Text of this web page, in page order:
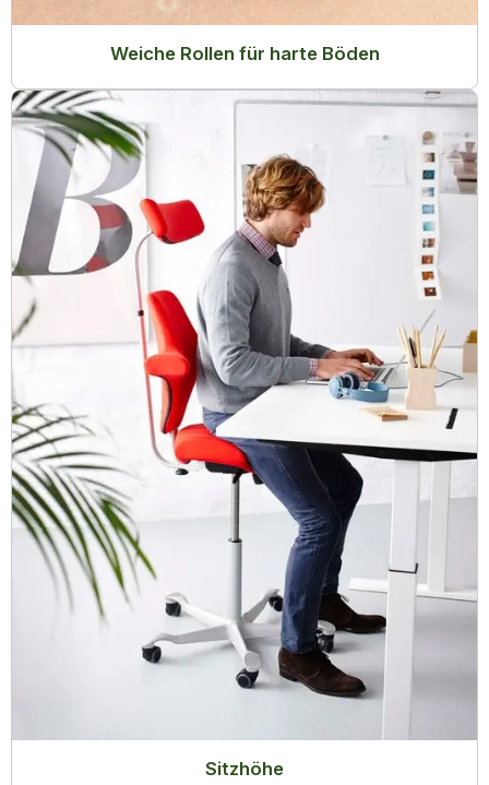
Weiche Rollen für harte Böden
Sitzhöhe